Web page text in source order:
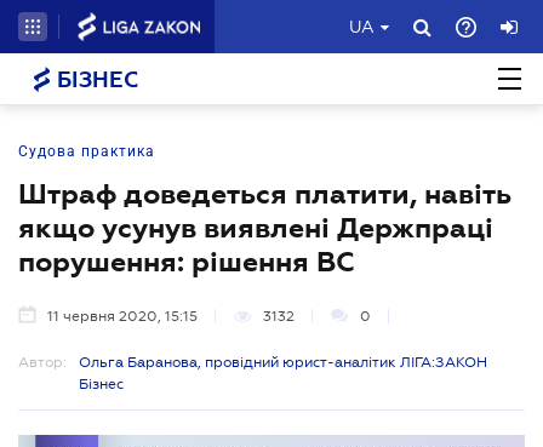
UA
БІЗНЕС
Судова практика
Штраф доведеться платити, навіть
якщо усунув виявлені Держпраці
порушення: рішення ВС
11 червня 2020, 15:15 3132 0
Автор:
Ольга Баранова, провідний юрист-аналітик ЛІГА:ЗАКОН
Бізнес